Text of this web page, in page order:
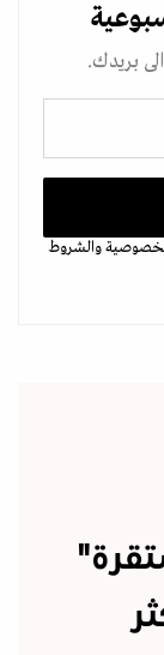
بريدك.
والشروط